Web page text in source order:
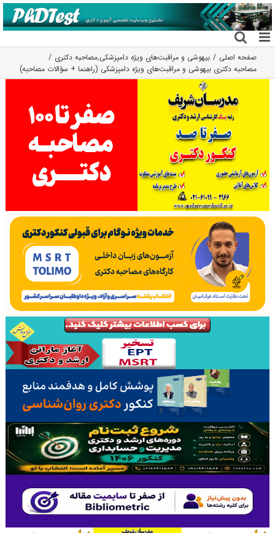
رفتن
به
محتوا
صفحه اصلی بیهوشی و مراقبت‌های ویژه دامپزشکی,مصاحبه دکتری
مصاحبه دکتری بیهوشی و مراقبت‌های ویژه دامپزشکی (راهنما + سؤالات مصاحبه)